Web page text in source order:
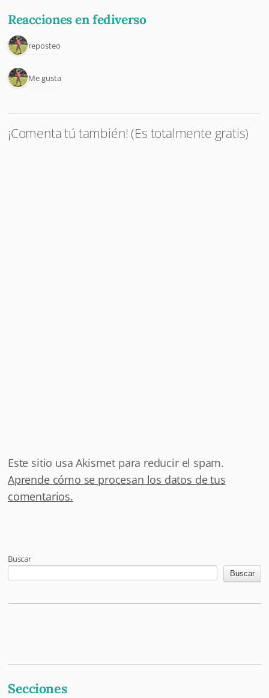
Reacciones en fediverso
1 reposteo
1 Me gusta
¡Comenta tú también! (Es totalmente gratis)
Este sitio usa Akismet para reducir el spam.
Aprende cómo se procesan los datos de tus
comentarios.
Buscar
Buscar
Secciones